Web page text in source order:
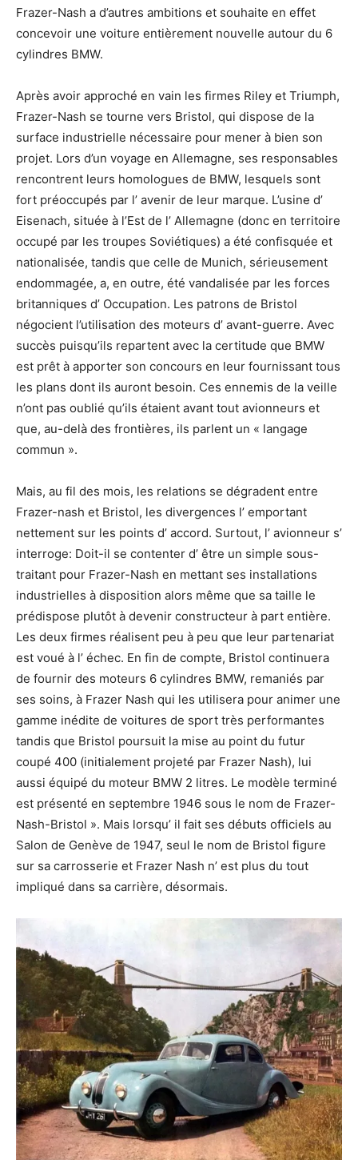
Frazer-Nash a d’autres ambitions et souhaite en effet
concevoir une voiture entièrement nouvelle autour du 6
cylindres BMW.
Après avoir approché en vain les firmes Riley et Triumph,
Frazer-Nash se tourne vers Bristol, qui dispose de la
surface industrielle nécessaire pour mener à bien son
projet. Lors d’un voyage en Allemagne, ses responsables
rencontrent leurs homologues de BMW, lesquels sont
fort préoccupés par l’ avenir de leur marque. L’usine d’
Eisenach, située à l’Est de l’ Allemagne (donc en territoire
occupé par les troupes Soviétiques) a été confisquée et
nationalisée, tandis que celle de Munich, sérieusement
endommagée, a, en outre, été vandalisée par les forces
britanniques d’ Occupation. Les patrons de Bristol
négocient l’utilisation des moteurs d’ avant-guerre. Avec
succès puisqu’ils repartent avec la certitude que BMW
est prêt à apporter son concours en leur fournissant tous
les plans dont ils auront besoin. Ces ennemis de la veille
n’ont pas oublié qu’ils étaient avant tout avionneurs et
que, au-delà des frontières, ils parlent un « langage
commun ».
Mais, au fil des mois, les relations se dégradent entre
Frazer-nash et Bristol, les divergences l’ emportant
nettement sur les points d’ accord. Surtout, l’ avionneur s’
interroge: Doit-il se contenter d’ être un simple sous-
traitant pour Frazer-Nash en mettant ses installations
industrielles à disposition alors même que sa taille le
prédispose plutôt à devenir constructeur à part entière.
Les deux firmes réalisent peu à peu que leur partenariat
est voué à l’ échec. En fin de compte, Bristol continuera
de fournir des moteurs 6 cylindres BMW, remaniés par
ses soins, à Frazer Nash qui les utilisera pour animer une
gamme inédite de voitures de sport très performantes
tandis que Bristol poursuit la mise au point du futur
coupé 400 (initialement projeté par Frazer Nash), lui
aussi équipé du moteur BMW 2 litres. Le modèle terminé
est présenté en septembre 1946 sous le nom de Frazer-
Nash-Bristol ». Mais lorsqu’ il fait ses débuts officiels au
Salon de Genève de 1947, seul le nom de Bristol figure
sur sa carrosserie et Frazer Nash n’ est plus du tout
impliqué dans sa carrière, désormais.